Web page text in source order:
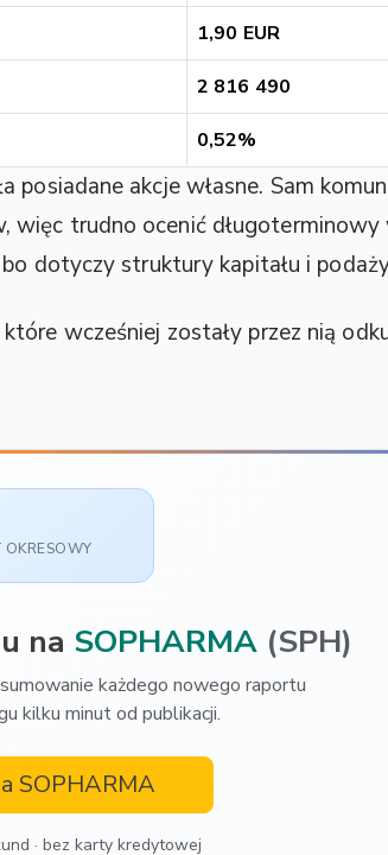
1,90 EUR
2 816 490
0,52%
posiadane akcje własne. Sam
trudno ocenić długoterminowy
dotyczy struktury kapitału i
wcześniej zostały przez nią
OKRESOWY
na SOPHARMA (SPH)
każdego nowego raportu
kilku minut od publikacji.
SOPHARMA
· bez karty kredytowej